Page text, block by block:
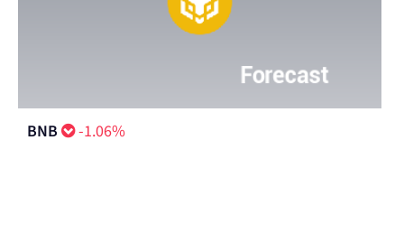
BNB -1.06%